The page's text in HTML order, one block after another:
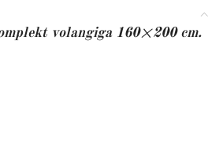
volangiga 160×200 cm.